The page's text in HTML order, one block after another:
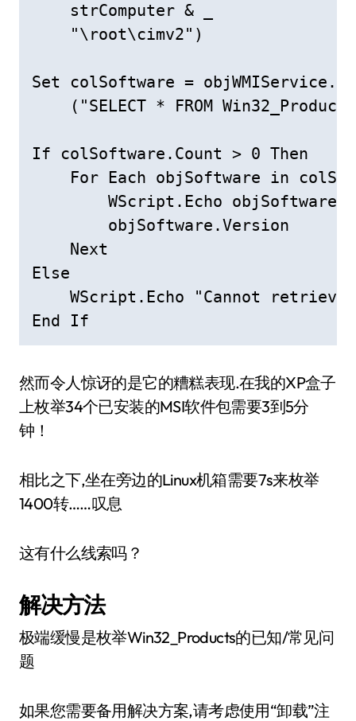
    strComputer & _
    "\root\cimv2")
Set colSoftware =
("SELECT * FROM
If colSoftware.Count > 0 Then
For Each objSoftware in
WScript.Echo
        objSoftware.Version
    Next
Else
WScript.Echo "Cannot
End If
然而令人惊讶的是它的糟糕表现.在我的XP盒子
上枚举34个已安装的MSI软件包需要3到5分
钟！
相比之下,坐在旁边的Linux机箱需要7s来枚举
1400转……叹息
这有什么线索吗？
解决方法
极端缓慢是枚举Win32_Products的已知/常见问
题
如果您需要备用解决方案,请考虑使用“卸载”注